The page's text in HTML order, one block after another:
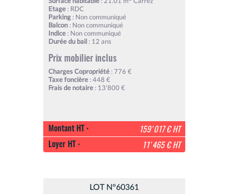
Etage: RDC
Parking: Non communiqué
Balcon: Non communiqué
Indice: Non communiqué
Durée du bail : 12 ans
Prix mobilier inclus
Charges Copropriété: 776 €
Taxe foncière: 448 €
Frais de notaire: 13'800 €
Montant HT :
159'017 € HT
Loyer HT :
11'465 € HT
LOT N°60361